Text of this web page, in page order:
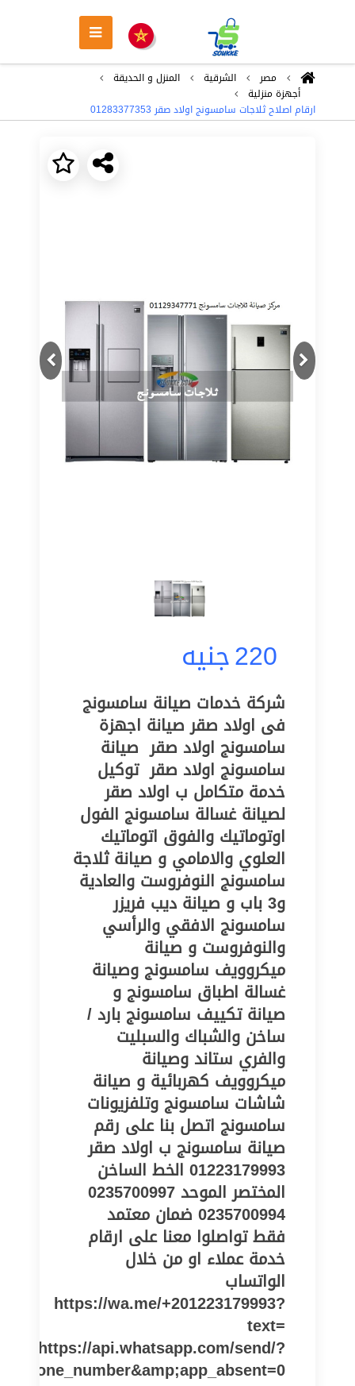
مصر الشرقية
المنزل و الحديقة
أجهزة منزلية
ارقام اصلاح ثلاجات سامسونج اولاد صقر ‎‎ ‎01283377353
Previous
Next
220جنيه
شركة خدمات صيانة سامسونج
فى اولاد صقر‎‎‎ صيانة اجهزة
سامسونج اولاد صقر‎‎ ‎ صيانة
سامسونج اولاد صقر‎‎ ‎ توكيل
خدمة متكامل ب اولاد صقر‎‎ ‎
لصيانة غسالة سامسونج الفول
اوتوماتيك والفوق اتوماتيك
العلوي والامامي و صيانة ثلاجة
سامسونج النوفروست والعادية
و3 باب و صيانة ديب فريزر
سامسونج الافقي والرأسي
والنوفروست و صيانة
ميكروويف سامسونج وصيانة
غسالة اطباق سامسونج و
صيانة تكييف سامسونج بارد /
ساخن والشباك والسبليت
والفري ستاند وصيانة
ميكروويف كهربائية و صيانة
شاشات سامسونج وتلفزيونات
سامسونج اتصل بنا على رقم
صيانة سامسونج ب اولاد صقر‎‎ ‎
01223179993 الخط الساخن
المختصر الموحد 0235700997
0235700994 ضمان معتمد
فقط تواصلوا معنا على ارقام
خدمة عملاء او من خلال
الواتساب
https://wa.me/+201223179993?
text=
https://api.whatsapp.com/send/?